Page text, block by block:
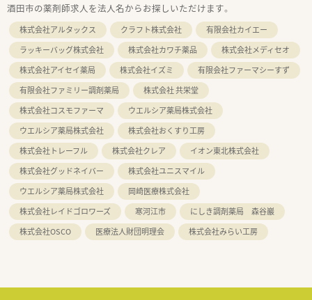
酒田市の薬剤師求人を法人名からお探しいただけます。
株式会社アルタックス クラフト株式会社
有限会社カイエー
ラッキーバッグ株式会社
株式会社カワチ薬品
株式会社メディセオ
株式会社アイセイ薬局
株式会社イズミ
有限会社ファーマシーすず
有限会社ファミリー調剤薬局
株式会社 共栄堂
株式会社コスモファーマ
ウエルシア薬局株式会社
ウエルシア薬局株式会社
株式会社おくすり工房
株式会社トレーフル
株式会社クレア
イオン東北株式会社
株式会社グッドネイバー
株式会社ユニスマイル
ウエルシア薬局株式会社
岡崎医療株式会社
株式会社レイドゴロワーズ
寒河江市
にしき調剤薬局 森谷巖
株式会社OSCO
医療法人財団明理会 株式会社みらい工房